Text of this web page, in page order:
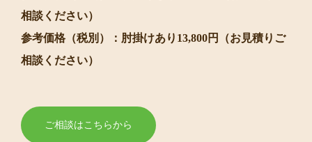
相談ください）
参考価格（税別）：肘掛けあり13,800円（お見積りご
相談ください）
ご相談はこちらから